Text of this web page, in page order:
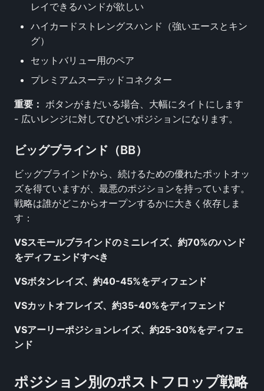
レイできるハンドが欲しい
ハイカードストレングスハンド（強いエースとキン
グ）
セットバリュー用のペア
プレミアムスーテッドコネクター
重要： ボタンがまだいる場合、大幅にタイトにします
- 広いレンジに対してひどいポジションになります。
ビッグブラインド（BB）
ビッグブラインドから、続けるための優れたポットオッ
ズを得ていますが、最悪のポジションを持っています。
戦略は誰がどこからオープンするかに大きく依存しま
す：
VSスモールブラインドのミニレイズ、約70%のハンド
をディフェンドすべき
VSボタンレイズ、約40-45%をディフェンド
VSカットオフレイズ、約35-40%をディフェンド
VSアーリーポジションレイズ、約25-30%をディフェ
ンド
ポジション別のポストフロップ戦略